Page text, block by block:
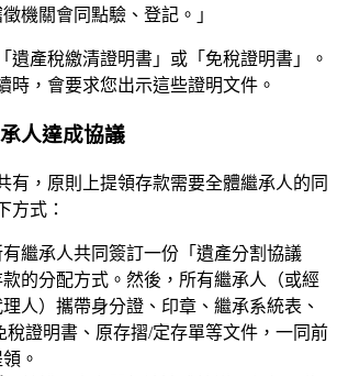
機關會同點驗、登記。」
遺產稅繳清證明書」或「免稅證明書」。
時，會要求您出示這些證明文件。
人達成協議
有，原則上提領存款需要全體繼承人的同
方式：
有繼承人共同簽訂一份「遺產分割協議
的分配方式。然後，所有繼承人（或經
人）攜帶身分證、印章、繼承系統表、
稅證明書、原存摺/定存單等文件，一同前
。